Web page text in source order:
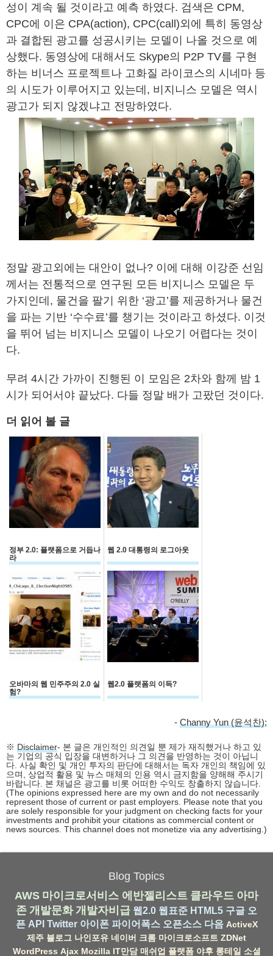
성이 계속 될 것이라고 예측 하였다. 검색은 CPM,
CPC에 이은 CPA(action), CPC(call)외에 특히 동영상
과 결합된 광고를 성공시키는 모델이 나올 것으로 예
상했다. 동영상에 대해서도 Skype의 P2P TV를 구현
하는 비너스 프로젝트나 고화질 라이코스의 시네마 등
의 시도가 이루어지고 있는데, 비지니스 모델은 역시
광고가 되지 않겠냐고 전망하였다.
정말 광고외에는 대안이 없나? 이에 대해 이강준 선임
께서는 전통적으로 연구된 모든 비지니스 모델은 두
가지인데, 물건을 팔기 위한 ‘광고’를 제공하거나 물건
을 파는 기반 ‘수수료’를 챙기는 것이라고 하셨다. 이것
을 뛰어 넘는 비지니스 모델이 나오기 어렵다는 것이
다.
무려 4시간 가까이 진행된 이 모임은 2차와 함께 밤 1
시가 되어서야 끝났다. 다들 정말 배가 고팠던 것이다.
더 읽어 볼 글
정부 2.0: 플랫폼으로 거듭나
라
웹 2.0 대통령의 로그아웃
오바마의 웹 민주주의 2.0 실
험?
웹2.0 플랫폼의 이득?
- Channy Yun (윤석찬);
※ Disclaimer- 본 글은 개인적인 의견일 뿐 제가 재직했거나 하고 있
는 기업의 공식 입장을 대변하거나 그 의견을 반영하는 것이 아닙니
다. 사실 확인 및 개인 투자의 판단에 대해서는 독자 개인의 책임에 있
으며, 상업적 활용 및 뉴스 매체의 인용 역시 금지함을 양해해 주시기
바랍니다. 본 채널은 광고를 비롯 어떠한 수익도 창출하지 않습니다.
(The opinions expressed here are my own and do not necessarily
represent those of current or past employers. Please note that you
are solely responsible for your judgment on checking facts for your
investments and prohibit your citations as commercial content or
news sources. This channel does not monetize via any advertising.)
Blog Topics
AWS 마이크로서비스 에반젤리스트 클라우드 아마
존 개발문화 개발자비급 웹2.0 웹표준 HTML5 구글 오
픈 API Twitter 아이폰 파이어폭스 오픈소스 다음 ActiveX
제주 블로그 나인포유 네이버 크롬 마이크로소프트 ZDNet
WordPress Ajax Mozilla IT만담 매쉬업 플랫폼 야후 롱테일 소셜